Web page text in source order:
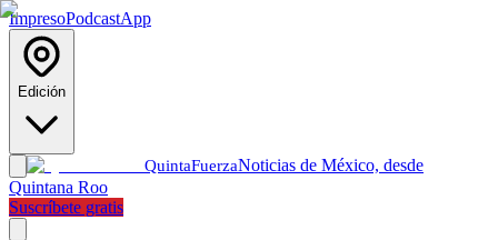
ImpresoPodcastApp
Edición
QuintaFuerzaNoticias de México, desde
Quintana Roo
Suscríbete gratis